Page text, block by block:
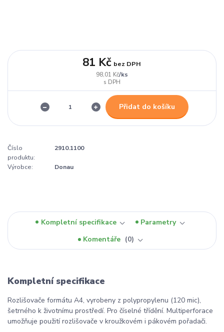
98,01 Kč/ks
81 Kč bez DPH
Přidat do košíku
Číslo
produktu:
2910.1100
Výrobce: Donau
Kompletní specifikace
Parametry
Komentáře
0
Kompletní specifikace
Rozlišovače formátu A4, vyrobeny z polypropylenu (120 mic),
šetrného k životnímu prostředí. Pro číselné třídění. Multiperforace
umožňuje použití rozlišovače v kroužkovém i pákovém pořadači.